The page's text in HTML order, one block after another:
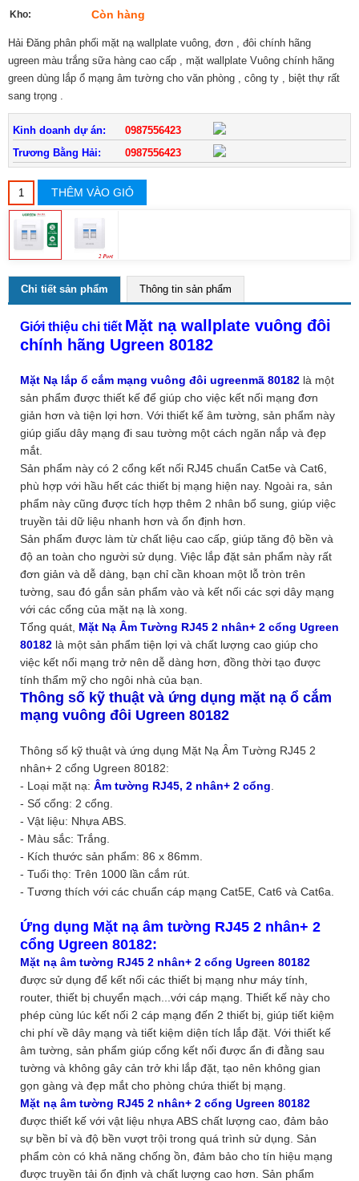
Kho: Còn hàng
Hải Đăng phân phối mặt nạ wallplate vuông, đơn , đôi chính hãng
ugreen màu trắng sữa hàng cao cấp , mặt wallplate Vuông chính hãng
green dùng lắp ổ mạng âm tường cho văn phòng , công ty , biệt thự rất
sang trọng .
Kinh doanh dự án:
0987556423
Trương Bằng Hải:
0987556423
THÊM VÀO GIỎ
Chi tiết sản phẩm Thông tin sản phẩm
Giới thiệu chi tiết Mặt nạ wallplate vuông đôi
chính hãng Ugreen 80182
Mặt Nạ lắp ổ cắm mạng vuông đôi ugreenmã 80182 là một
sản phẩm được thiết kế để giúp cho việc kết nối mạng đơn
giản hơn và tiện lợi hơn. Với thiết kế âm tường, sản phẩm này
giúp giấu dây mạng đi sau tường một cách ngăn nắp và đẹp
mắt.
Sản phẩm này có 2 cổng kết nối RJ45 chuẩn Cat5e và Cat6,
phù hợp với hầu hết các thiết bị mạng hiện nay. Ngoài ra, sản
phẩm này cũng được tích hợp thêm 2 nhân bổ sung, giúp việc
truyền tải dữ liệu nhanh hơn và ổn định hơn.
Sản phẩm được làm từ chất liệu cao cấp, giúp tăng độ bền và
độ an toàn cho người sử dụng. Việc lắp đặt sản phẩm này rất
đơn giản và dễ dàng, bạn chỉ cần khoan một lỗ tròn trên
tường, sau đó gắn sản phẩm vào và kết nối các sợi dây mạng
với các cổng của mặt nạ là xong.
Tổng quát, Mặt Nạ Âm Tường RJ45 2 nhân+ 2 cổng Ugreen
80182 là một sản phẩm tiện lợi và chất lượng cao giúp cho
việc kết nối mạng trở nên dễ dàng hơn, đồng thời tạo được
tính thẩm mỹ cho ngôi nhà của bạn.
Thông số kỹ thuật và ứng dụng mặt nạ ổ cắm
mạng vuông đôi Ugreen 80182
Thông số kỹ thuật và ứng dụng Mặt Nạ Âm Tường RJ45 2
nhân+ 2 cổng Ugreen 80182:
- Loại mặt nạ: Âm tường RJ45, 2 nhân+ 2 cổng
- Số cổng: 2 cổng.
- Vật liệu: Nhựa ABS.
- Màu sắc: Trắng.
- Kích thước sản phẩm: 86 x 86mm.
- Tuổi thọ: Trên 1000 lần cắm rút.
- Tương thích với các chuẩn cáp mạng Cat5E, Cat6 và Cat6a.
Ứng dụng Mặt nạ âm tường RJ45 2 nhân+ 2
cổng Ugreen 80182:
Mặt nạ âm tường RJ45 2 nhân+ 2 cổng Ugreen 80182
được sử dụng để kết nối các thiết bị mạng như máy tính,
router, thiết bị chuyển mạch...với cáp mạng. Thiết kế này cho
phép cùng lúc kết nối 2 cáp mạng đến 2 thiết bị, giúp tiết kiệm
chi phí về dây mạng và tiết kiệm diện tích lắp đặt. Với thiết kế
âm tường, sản phẩm giúp cổng kết nối được ẩn đi đằng sau
tường và không gây cản trở khi lắp đặt, tạo nên không gian
gọn gàng và đẹp mắt cho phòng chứa thiết bị mạng.
Mặt nạ âm tường RJ45 2 nhân+ 2 cổng Ugreen 80182
được thiết kế với vật liệu nhựa ABS chất lượng cao, đảm bảo
sự bền bỉ và độ bền vượt trội trong quá trình sử dụng. Sản
phẩm còn có khả năng chống ồn, đảm bảo cho tín hiệu mạng
được truyền tải ổn định và chất lượng cao hơn. Sản phẩm